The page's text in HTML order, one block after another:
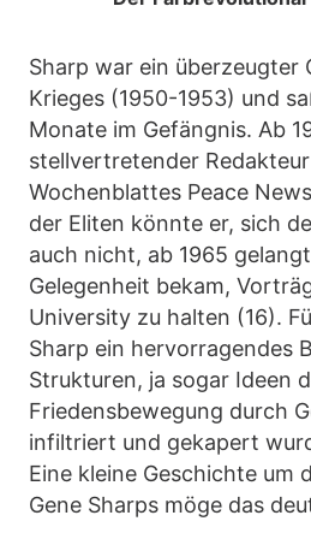
Sharp war ein überzeugter
Krieges (1950-1953) und
Monate im Gefängnis. Ab
stellvertretender
Wochenblattes Peace
der Eliten könnte er, sich
auch nicht, ab 1965
Gelegenheit bekam,
University zu halten (16).
Sharp ein hervorragendes
Strukturen, ja sogar Ideen
Friedensbewegung durch
infiltriert und gekapert
Eine kleine Geschichte um
Gene Sharps möge das